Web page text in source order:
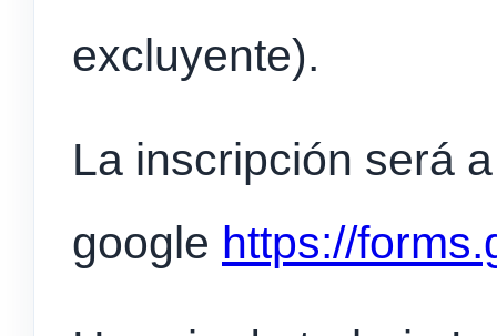
excluyente).
La inscripción será
google https://